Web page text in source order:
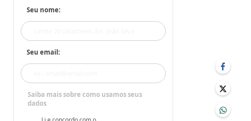
Seu nome:
Seu email:
Saiba mais sobre como usamos seus
dados